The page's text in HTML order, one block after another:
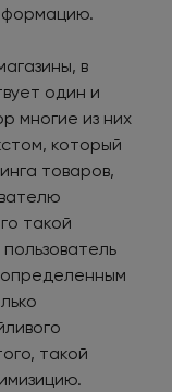
в
один и
многие из них
который
товаров,
такой
определенным
такой